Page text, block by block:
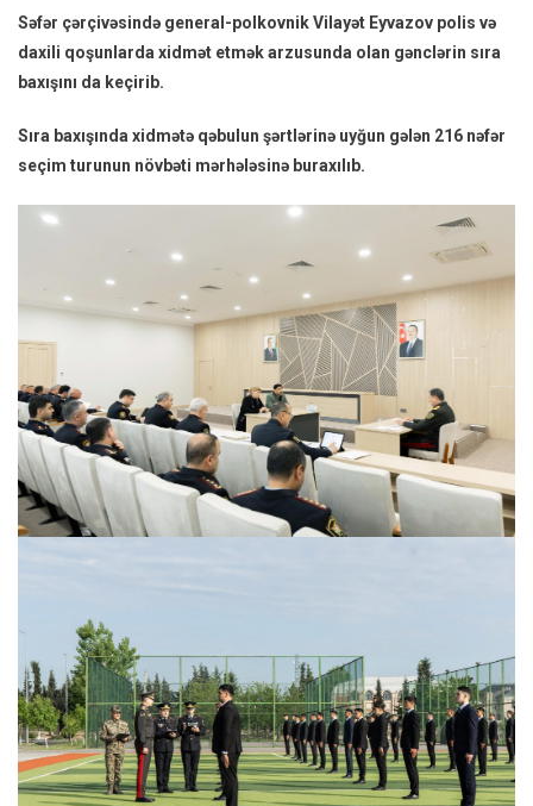
Səfər çərçivəsində general-polkovnik Vilayət Eyvazov polis və
daxili qoşunlarda xidmət etmək arzusunda olan gənclərin sıra
baxışını da keçirib.
Sıra baxışında xidmətə qəbulun şərtlərinə uyğun gələn 216 nəfər
seçim turunun növbəti mərhələsinə buraxılıb.